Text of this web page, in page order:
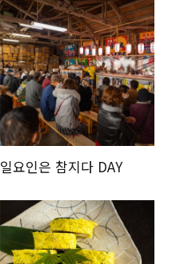
일요인은 참지다 DAY